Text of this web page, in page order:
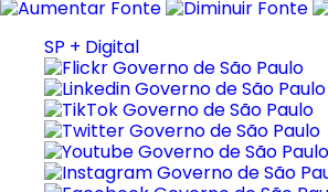
SP + Digital